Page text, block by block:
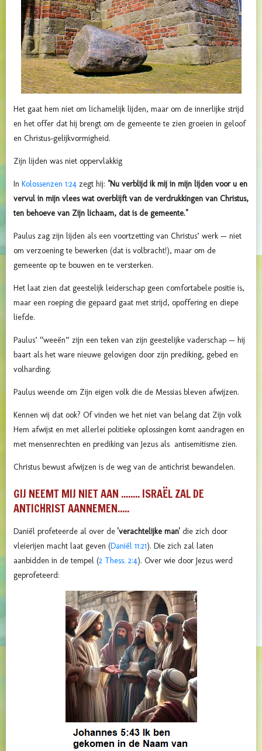
Het gaat hem niet om lichamelijk lijden, maar om de innerlijke strijd
en het offer dat hij brengt om de gemeente te zien groeien in geloof
en Christus-gelijkvormigheid.
Zijn lijden was niet oppervlakkig
In Kolossenzen 1:24 zegt hij: "Nu verblijd ik mij in mijn lijden voor u en
vervul in mijn vlees wat overblijft van de verdrukkingen van Christus,
ten behoeve van Zijn lichaam, dat is de gemeente."
Paulus zag zijn lijden als een voortzetting van Christus’ werk — niet
om verzoening te bewerken (dat is volbracht!), maar om de
gemeente op te bouwen en te versterken.
Het laat zien dat geestelijk leiderschap geen comfortabele positie is,
maar een roeping die gepaard gaat met strijd, opoffering en diepe
liefde.
Paulus’ “weeën” zijn een teken van zijn geestelijke vaderschap — hij
baart als het ware nieuwe gelovigen door zijn prediking, gebed en
volharding.
Paulus weende om Zijn eigen volk die de Messias bleven afwijzen.
Kennen wij dat ook? Of vinden we het niet van belang dat Zijn volk
Hem afwijst en met allerlei politieke oplossingen komt aandragen en
met mensenrechten en prediking van Jezus als antisemitisme zien.
Christus bewust afwijzen is de weg van de antichrist bewandelen.
GIJ NEEMT MIJ NIET AAN ........ ISRAËL ZAL DE
ANTICHRIST AANNEMEN.....
Daniël profeteerde al over de 'verachtelijke man' die zich door
vleierijen macht laat geven (Daniël 11:21). Die zich zal laten
aanbidden in de tempel (2 Thess. 2:4). Over wie door Jezus werd
geprofeteerd: